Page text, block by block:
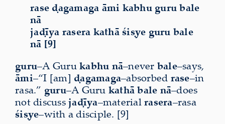
rase ḍagamaga āmi kabhu guru bale
nā
jaḍīya rasera kathā śiṣye guru bale
nā [9]
guru–A Gurukabhu nā–never bale–says,
āmi–“I [am] ḍagamaga–absorbed rase–in
rasa.” guru–A Guru kathā bale nā–does
not discussjaḍīya–materialrasera–rasa
śiṣye–with a disciple. [9]